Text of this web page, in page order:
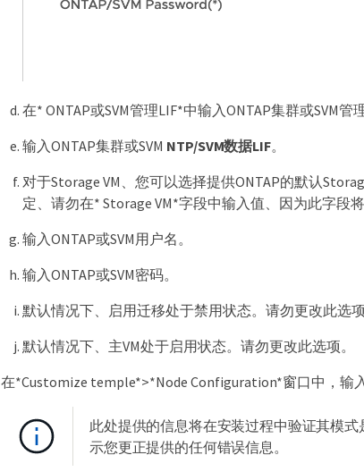
在* ONTAP或SVM管理LIF*中输入ONTAP集群或SVM管
输入ONTAP集群或SVM NTP/SVM数据LIF。
对于Storage VM、您可以选择提供ONTAP的默认
定、请勿在* Storage VM*字段中输入值、因为此字段将
输入ONTAP或SVM用户名。
输入ONTAP或SVM密码。
默认情况下、启用迁移处于禁用状态。请勿更改此选项
默认情况下、主VM处于启用状态。请勿更改此选项。
在*Customize temple*>*Node Configuration*窗口中，输入
此处提供的信息将在安装过程中验证其模
示您更正提供的任何错误信息。